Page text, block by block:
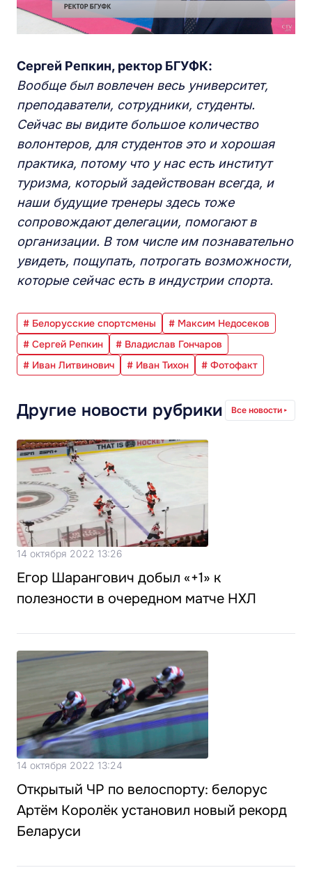
Сергей Репкин, ректор БГУФК:
Вообще был вовлечен весь университет,
преподаватели, сотрудники, студенты.
Сейчас вы видите большое количество
волонтеров, для студентов это и хорошая
практика, потому что у нас есть институт
туризма, который задействован всегда, и
наши будущие тренеры здесь тоже
сопровождают делегации, помогают в
организации. В том числе им познавательно
увидеть, пощупать, потрогать возможности,
которые сейчас есть в индустрии спорта.
# Белорусские спортсмены
# Максим Недосеков
# Сергей Репкин
# Владислав Гончаров
# Иван Литвинович
# Иван Тихон # Фотофакт
Другие новости рубрики Все новости
14 октября 2022 13:26
Егор Шарангович добыл «+1» к
полезности в очередном матче НХЛ
14 октября 2022 13:24
Открытый ЧР по велоспорту: белорус
Артём Королёк установил новый рекорд
Беларуси